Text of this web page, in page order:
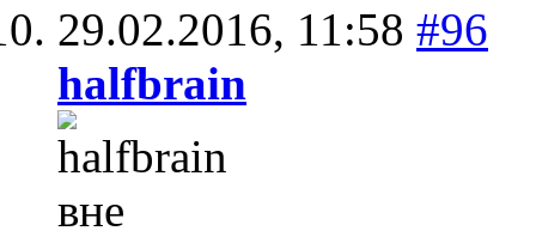
29.02.2016, 11:58 #96
halfbrain